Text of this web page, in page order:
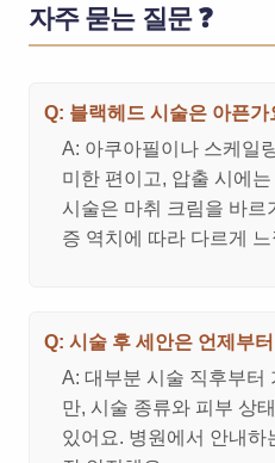
자주 묻는 질문 ❓
Q: 블랙헤드 시술은 아픈가
A: 아쿠아필이나 스케일
미한 편이고, 압출 시에
시술은 마취 크림을 바르
증 역치에 따라 다르게
Q: 시술 후 세안은 언제부
A: 대부분 시술 직후부터
만, 시술 종류와 피부 상
있어요. 병원에서 안내하